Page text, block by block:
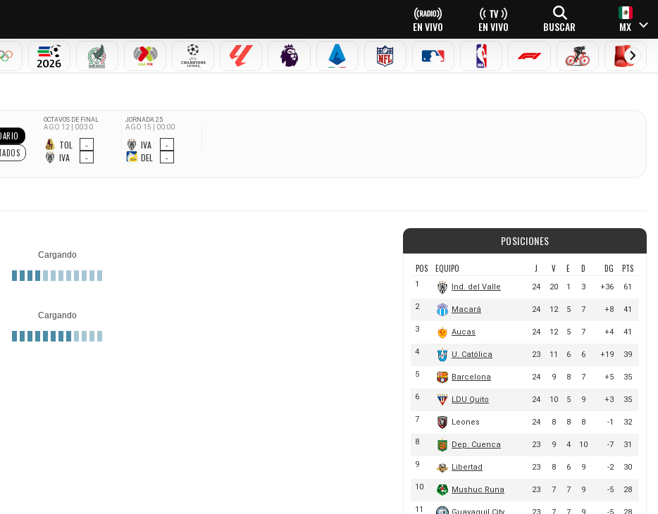
EN VIVO EN VIVO BUSCAR MX
OLÍMPICOSMUNDIAL 2026SELECCIÓN MEXICANA
LIGA MX CHAMPIONS LEAGUE
LALIGA PREMIER LEAGUE
SERIE A NFL MLB NBA FÓRMULA 1CICLISMOBOXEO